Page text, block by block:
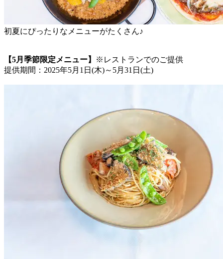
初夏にぴったりなメニューがたくさん♪
【5月季節限定メニュー】
※レストランでのご提供
提供期間：2025年5月1日(木)～5月31日(土)